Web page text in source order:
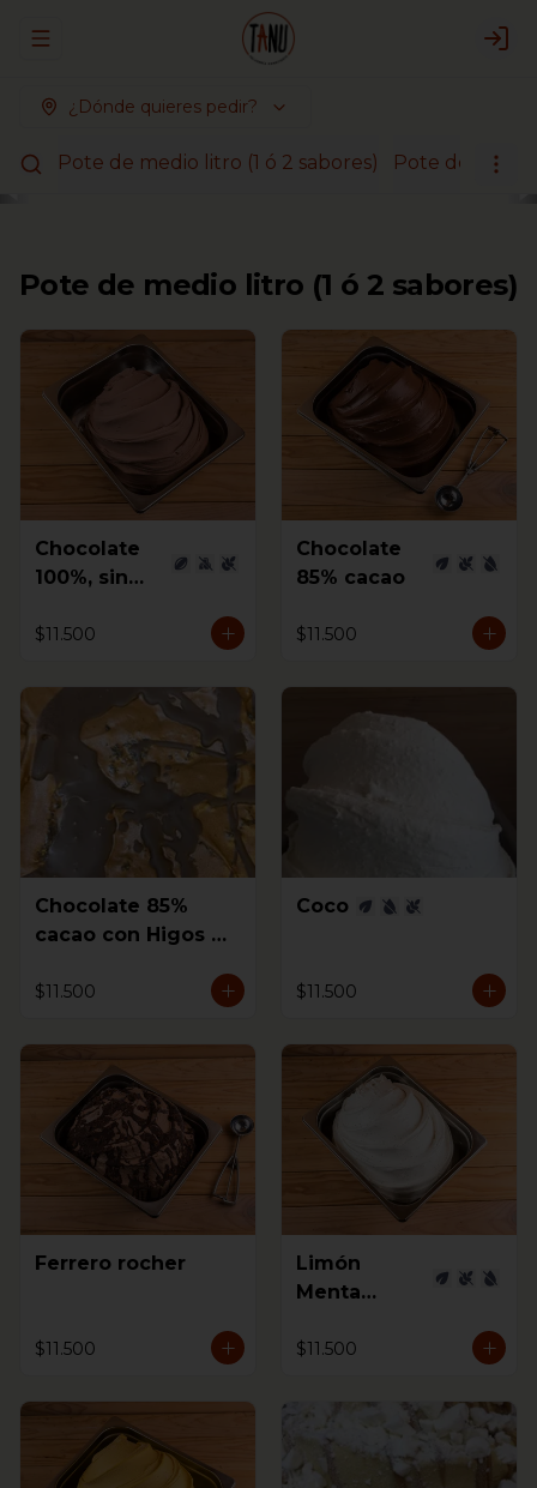
Abrir menu de navegación
¿Dónde quieres pedir?
Pote de medio litro (1 ó 2 sabores) Pote de litro (1
Pote de medio litro (1 ó 2 sabores)
Chocolate
100%, sin
$11.500
Chocolate
85% cacao
$11.500
Chocolate 85%
cacao con Higos al
$11.500
Coco
$11.500
Ferrero rocher
$11.500
Limón
Menta
$11.500